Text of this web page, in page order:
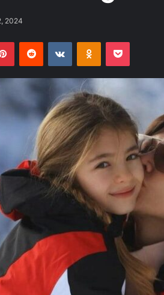
2024
PinterestReddit VKontakteOdnoklassniki
Pocket